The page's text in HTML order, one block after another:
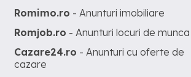
Romimo.ro - Anunturi imobiliare
Romjob.ro - Anunturi locuri de munca
Cazare24.ro - Anunturi cu oferte de
cazare